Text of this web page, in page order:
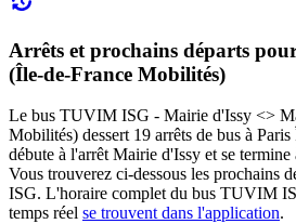
Arrêts et prochains départs
(Île-de-France Mobilités)
Le bus TUVIM ISG - Mairie d'Issy <>
Mobilités) dessert 19 arrêts de bus à
débute à l'arrêt Mairie d'Issy et se
Vous trouverez ci-dessous les prochains
ISG. L'horaire complet du bus TUVIM
temps réel se trouvent dans l'application.